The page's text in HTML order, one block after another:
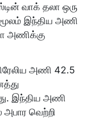
வாக் தலா ஒரு
இந்திய அணி
அணிக்கு
அணி 42.5
இந்திய அணி
அபார வெற்றி